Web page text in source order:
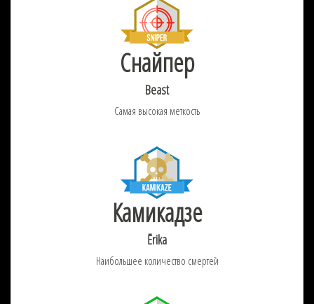
Снайпер
Beast
Самая высокая меткость
Камикадзе
Ērika
Наибольшее количество смертей